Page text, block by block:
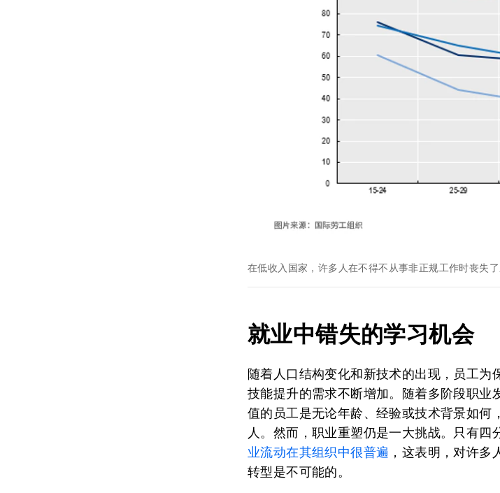
在低收入国家，许多人在不得不从事非正规工作时丧失了
就业中错失的学习机会
随着人口结构变化和新技术的出现，员工为
技能提升的需求不断增加。随着多阶段职业
值的员工是无论年龄、经验或技术背景如何
人。然而，职业重塑仍是一大挑战。只有四
业流动在其组织中很普遍 ，这表明，对许多
转型是不可能的。